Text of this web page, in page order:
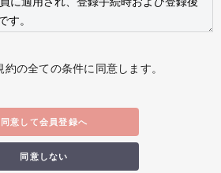
約の全ての条件に同意します。
同意して会員登録へ
同意しない